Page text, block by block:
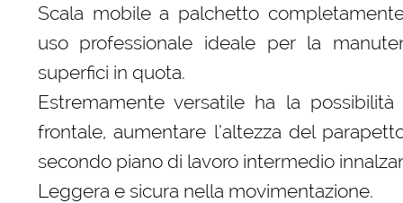
Scala mobile a palchetto
uso professionale ideale per la
superfici in quota.
Estremamente versatile ha la possibilità
frontale, aumentare l’altezza del
secondo piano di lavoro intermedio
Leggera e sicura nella movimentazione.